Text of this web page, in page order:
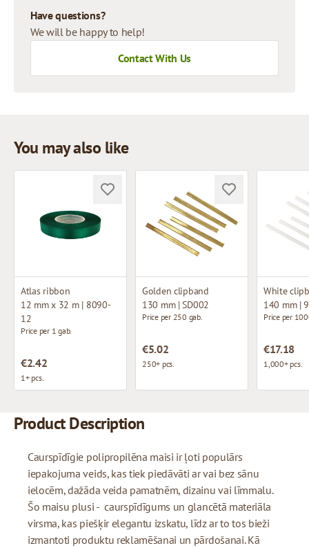
Have questions?
We will be happy to help!
Contact With Us
You may also like
Atlas ribbon
12 mm x 32 m | 8090-
12
Price per 1 gab.
€2.42
1+ pcs.
Golden clipband
130 mm | SD002
Price per 250 gab.
€5.02
250+ pcs.
White
140 mm |
Price per
€17.18
1,000+ pcs.
Product Description
Caurspīdīgie polipropilēna maisi ir ļoti populārs
iepakojuma veids, kas tiek piedāvāti ar vai bez sānu
ielocēm, dažāda veida pamatnēm, dizainu vai līmmalu.
Šo maisu plusi - caurspīdīgums un glancētā materiāla
virsma, kas piešķir elegantu izskatu, līdz ar to tos bieži
izmantoti produktu reklamēšanai un pārdošanai. Kā